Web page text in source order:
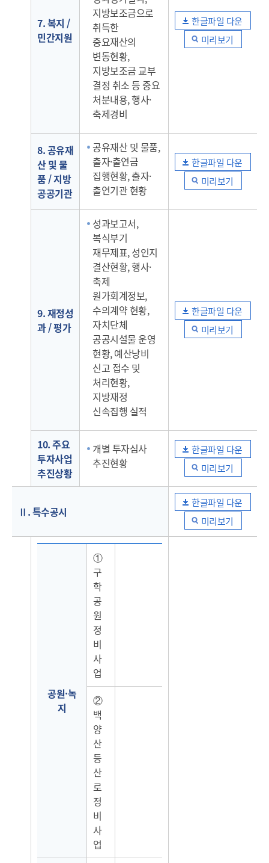
7. 복지 /
민간지원
지방보조금으로
취득한
중요재산의
변동현황,
지방보조금 교부
결정 취소 등 중요
처분내용, 행사·
축제경비
한글파일 다운
미리보기
8. 공유재
산 및 물
품 / 지방
공공기관
공유재산 및 물품,
출자·출연금
집행현황, 출자·
출연기관 현황
한글파일 다운
미리보기
9. 재정성
과 / 평가
성과보고서,
복식부기
재무제표, 성인지
결산현황, 행사·
축제
원가회계정보,
수의계약 현황,
자치단체
공공시설물 운영
현황, 예산낭비
신고 접수 및
처리현황,
지방재정
신속집행 실적
한글파일 다운
미리보기
10. 주요
투자사업
추진상황
개별 투자심사
추진현황
한글파일 다운
미리보기
Ⅱ. 특수공시
한글파일 다운
미리보기
공원·녹
지
①
구
학
공
원
정
비
사
업
②
백
양
산
등
산
로
정
비
사
업